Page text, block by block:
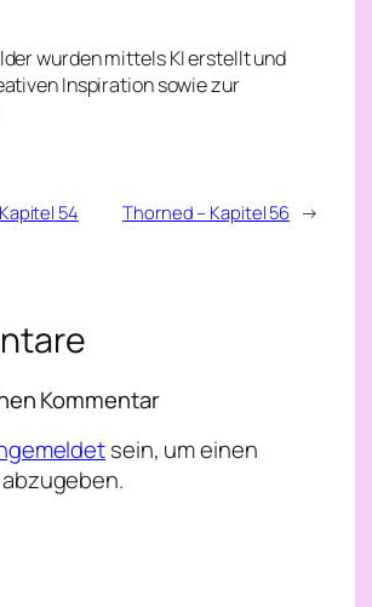
wurden mittels KI erstellt und
Inspiration sowie zur
54 Thorned – Kapitel 56 →
Kommentar
sein, um einen